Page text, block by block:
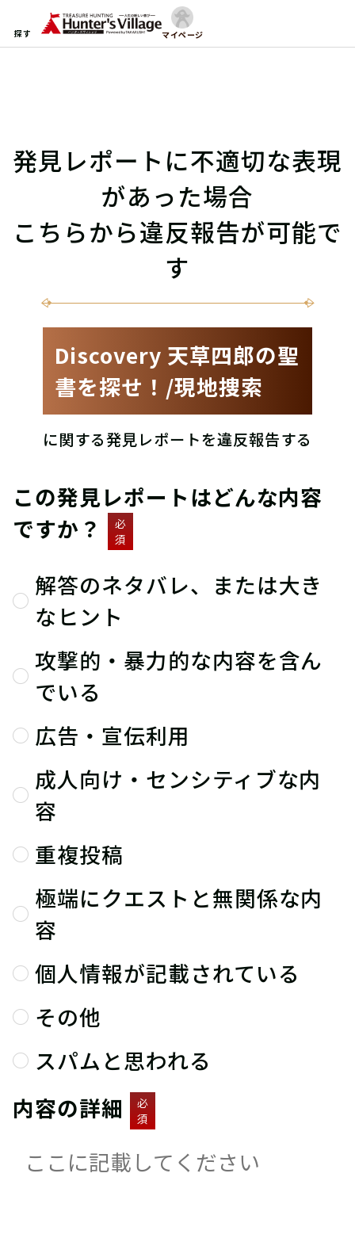
探す マイページ
発見レポートに不適切な表現
があった場合
こちらから違反報告が可能で
す
Discovery 天草四郎の聖
書を探せ！/現地捜索
に関する発見レポートを違反報告する
この発見レポートはどんな内容
ですか？
必
須
解答のネタバレ、または大き
なヒント
攻撃的・暴力的な内容を含ん
でいる
広告・宣伝利用
成人向け・センシティブな内
容
重複投稿
極端にクエストと無関係な内
容
個人情報が記載されている
その他
スパムと思われる
内容の詳細
必
須